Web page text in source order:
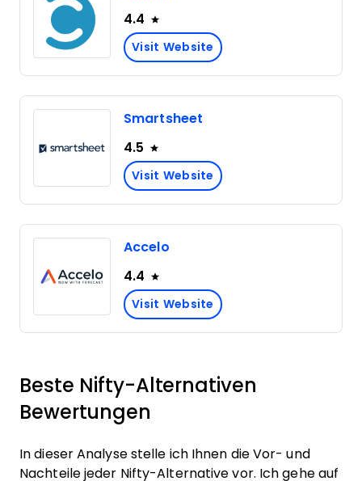
4.4
Visit Website
Smartsheet
4.5
Visit Website
Accelo
4.4
Visit Website
Beste Nifty-Alternativen
Bewertungen
In dieser Analyse stelle ich Ihnen die Vor- und
Nachteile jeder Nifty-Alternative vor. Ich gehe auf